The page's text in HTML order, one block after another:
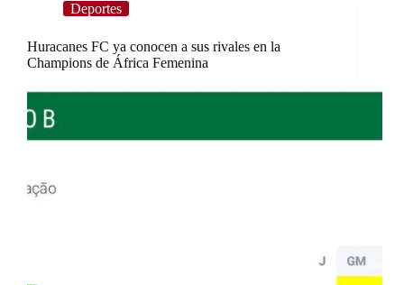
Deportes
Huracanes FC ya conocen a sus rivales en la
Champions de África Femenina